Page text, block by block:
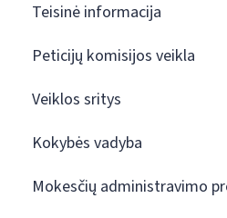
Teisinė informacija
Peticijų komisijos veikla
Veiklos sritys
Kokybės vadyba
Mokesčių administravimo